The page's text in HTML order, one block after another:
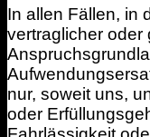
In allen Fällen, in
vertraglicher oder
nur, soweit uns,
oder